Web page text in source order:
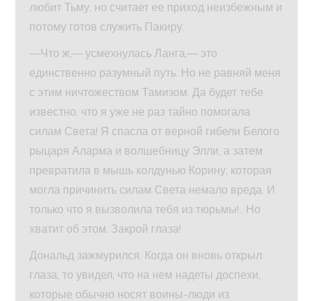
любит Тьму, но считает ее приход неизбежным и
потому готов служить Пакиру.
—Что ж,— усмехнулась Ланга,— это
единственно разумный путь. Но не равняй меня
с этим ничтожеством Тамизом. Да будет тебе
известно, что я уже не раз тайно помогала
силам Света! Я спасла от верной гибели Белого
рыцаря Аларма и волшебницу Элли, а затем
превратила в мышь колдунью Корину, которая
могла причинить силам Света немало вреда. И
только что я вызволила тебя из тюрьмы!.. Но
хватит об этом. Закрой глаза!
Дональд зажмурился. Когда он вновь открыл
глаза, то увидел, что на нем надеты доспехи,
которые обычно носят воины-люди из